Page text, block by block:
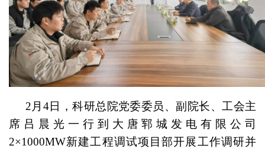
2月4日，科研总院党委委员、副院长、工会主
席吕晨光一行到大唐郓城发电有限公司
2×1000MW新建工程调试项目部开展工作调研并